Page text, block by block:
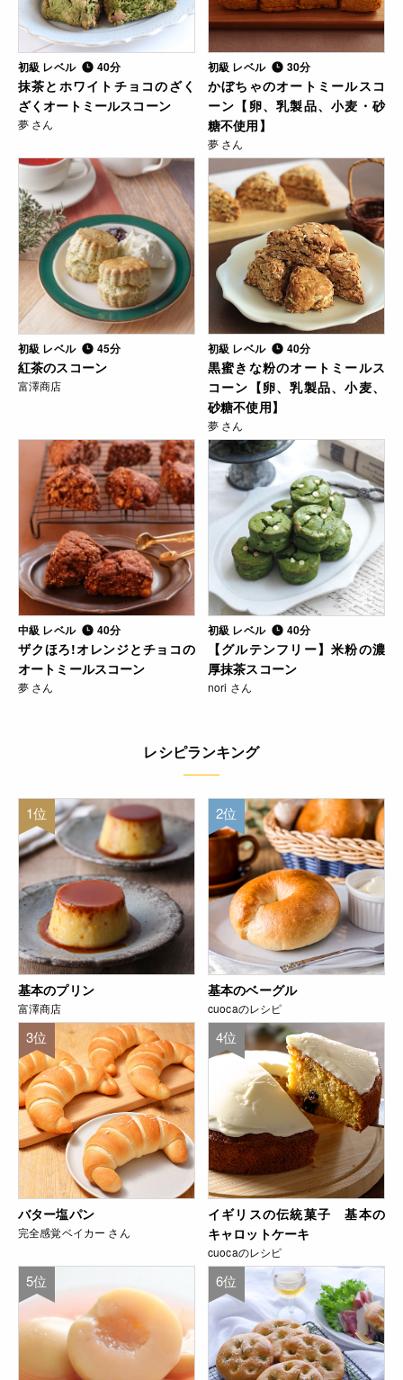
初級 レベル 40分
抹茶とホワイトチョコのざく
ざくオートミールスコーン
夢 さん
初級 レベル 30分
かぼちゃのオートミールスコ
ーン【卵、乳製品、小麦・砂
糖不使用】
夢 さん
初級 レベル 45分
紅茶のスコーン
富澤商店
初級 レベル 40分
黒蜜きな粉のオートミールス
コーン【卵、乳製品、小麦、
砂糖不使用】
夢 さん
中級 レベル 40分
ザクほろ!オレンジとチョコの
オートミールスコーン
夢 さん
初級 レベル 40分
【グルテンフリー】米粉の濃
厚抹茶スコーン
nori さん
レシピランキング
1位
基本のプリン
富澤商店
2位
基本のベーグル
cuocaのレシピ
3位
バター塩パン
完全感覚ベイカー さん
4位
イギリスの伝統菓子 基本の
キャロットケーキ
cuocaのレシピ
5位 6位